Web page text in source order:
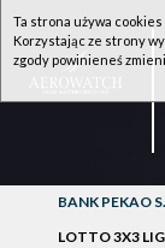
BANK PEKAO
LOTTO 3X3
Ta strona używa
Korzystając ze strony
zgody powinieneś